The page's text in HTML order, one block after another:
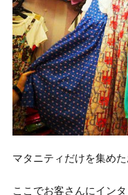
マタニティだけを集め
ここでお客さんにイン